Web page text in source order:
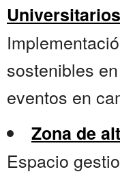
Universitarios
sostenibles
eventos en
Zona de
Espacio